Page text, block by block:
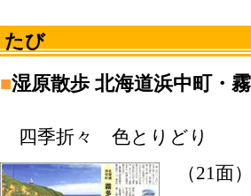
たび
■湿原散歩 北海道浜中町・
四季折々 色とりどり
（21面